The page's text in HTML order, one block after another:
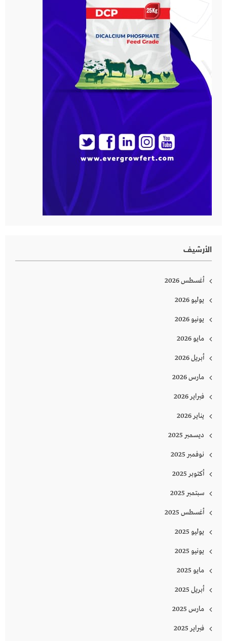
الأرشيف
أغسطس 2026
يوليو 2026
يونيو 2026
مايو 2026
أبريل 2026
مارس 2026
فبراير 2026
يناير 2026
ديسمبر 2025
نوفمبر 2025
أكتوبر 2025
سبتمبر 2025
أغسطس 2025
يوليو 2025
يونيو 2025
مايو 2025
أبريل 2025
مارس 2025
فبراير 2025